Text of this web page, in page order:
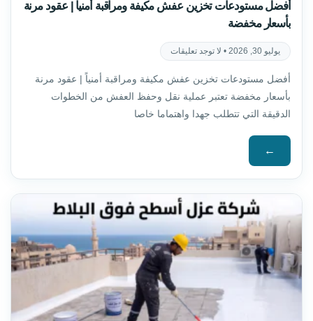
أفضل مستودعات تخزين عفش مكيفة ومراقبة أمنياً | عقود مرنة
بأسعار مخفضة
يوليو 30, 2026 لا توجد تعليقات
أفضل مستودعات تخزين عفش مكيفة ومراقبة أمنياً | عقود مرنة
بأسعار مخفضة تعتبر عملية نقل وحفظ العفش من الخطوات
الدقيقة التي تتطلب جهدا واهتماما خاصا